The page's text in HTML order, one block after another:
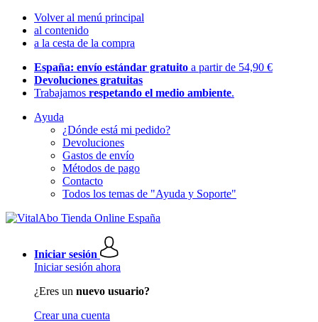
Volver al menú principal
al contenido
a la cesta de la compra
España: envío estándar gratuito a partir de 54,90 €
Devoluciones gratuitas
Trabajamos respetando el medio ambiente.
Ayuda
¿Dónde está mi pedido?
Devoluciones
Gastos de envío
Métodos de pago
Contacto
Todos los temas de "Ayuda y Soporte"
Iniciar sesión
Iniciar sesión ahora
¿Eres un nuevo usuario?
Crear una cuenta